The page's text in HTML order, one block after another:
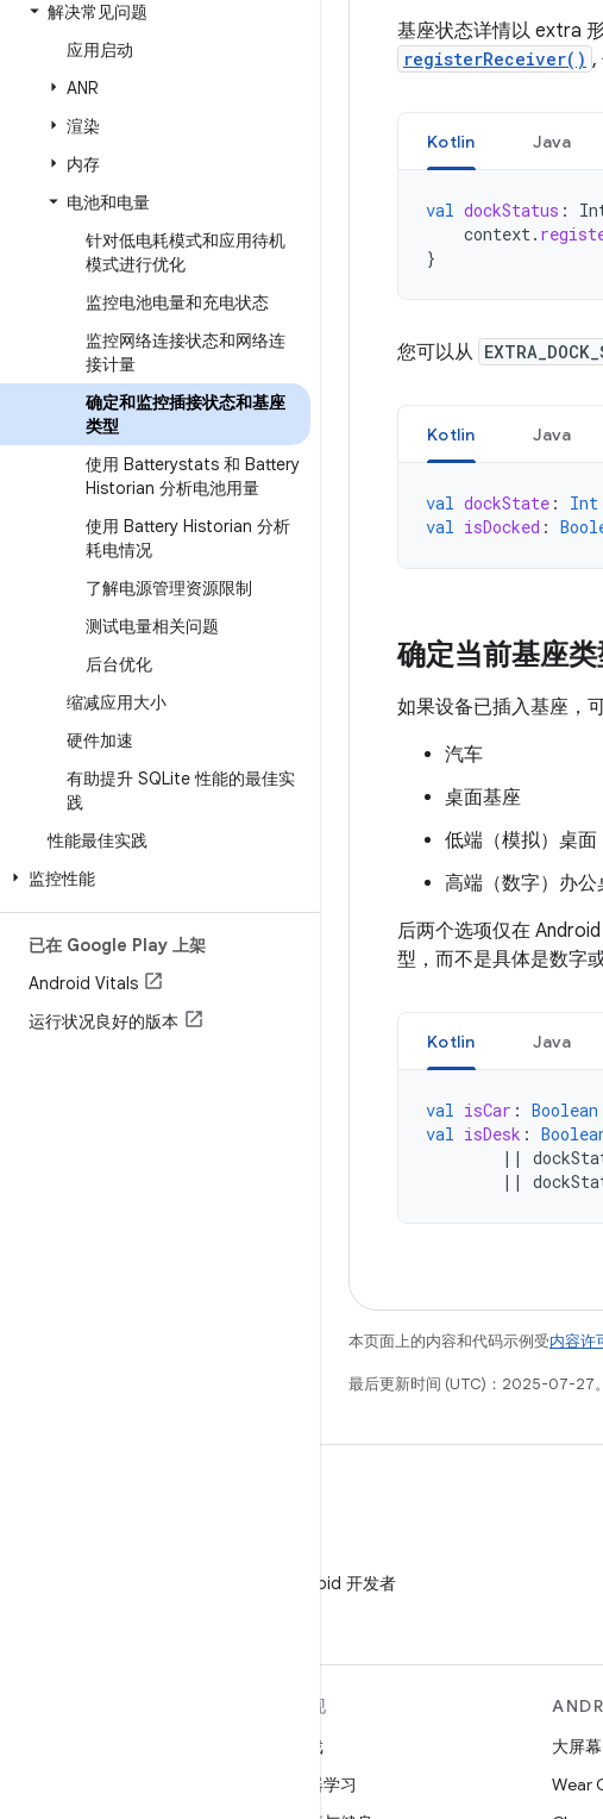
解决常见问题
应用启动
ANR
渲染
内存
电池和电量
针对低电耗模式和应用待机
模式进行优化
监控电池电量和充电状态
监控网络连接状态和网络连
接计量
确定和监控插接状态和基座
类型
使用 Batterystats 和 Battery
Historian 分析电池用量
使用 Battery Historian 分析
耗电情况
了解电源管理资源限制
测试电量相关问题
后台优化
缩减应用大小
硬件加速
有助提升 SQLite 性能的最佳实
践
性能最佳实践
监控性能
已在 Google Play 上架
Android Vitals
运行状况良好的版本
基座状态详情以 extra
registerReceiver() ,
Kotlin Java
val dockStatus :
context.
}
您可以从
Kotlin Java
val dockState : Int
val isDocked :
确定当前基座
如果设备已插入基座，
汽车
桌面基座
低端（模拟）桌面
高端（数字）办公
后两个选项仅在
型，而不是具体是数字
Kotlin Java
val isCar : Boolean
val isDesk :
||
||
本页面上的内容和代码示例受内容许
最后更新时间 (UTC)：2025-07-27。
在微信中关注 Android 开发者
发现
游戏
机器学习
大屏幕
Wear